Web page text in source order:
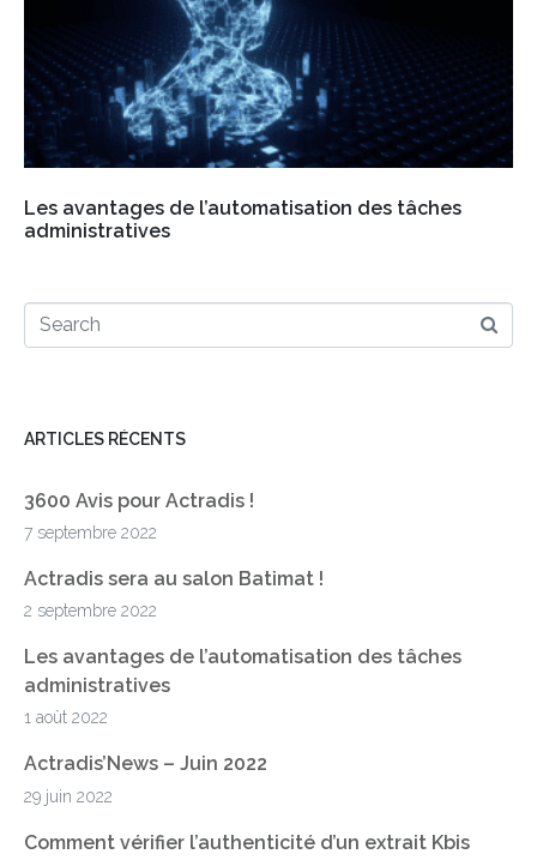
Les avantages de l’automatisation des tâches
administratives
ARTICLES RÉCENTS
3600 Avis pour Actradis !
7 septembre 2022
Actradis sera au salon Batimat !
2 septembre 2022
Les avantages de l’automatisation des tâches
administratives
1 août 2022
Actradis’News – Juin 2022
29 juin 2022
Comment vérifier l’authenticité d’un extrait Kbis